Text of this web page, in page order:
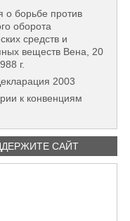
о борьбе против
оборота
средств и
веществ Вена, 20
г.
2003
к конвенциям
САЙТ